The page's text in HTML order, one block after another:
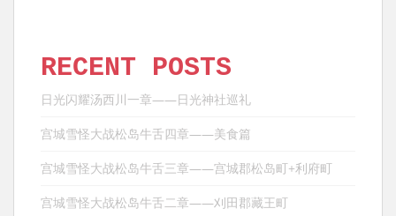
RECENT POSTS
日光闪耀汤西川一章——日光神社巡礼
宫城雪怪大战松岛牛舌四章——美食篇
宫城雪怪大战松岛牛舌三章——宫城郡松岛町+利府町
宫城雪怪大战松岛牛舌二章——刈田郡藏王町